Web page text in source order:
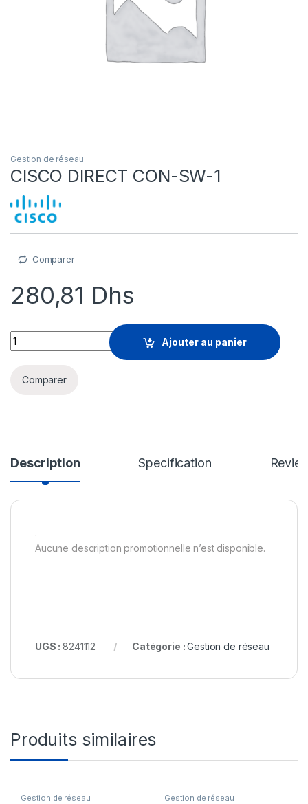
Gestion de réseau
CISCO DIRECT CON-SW-1
Comparer
280,81 Dhs
CISCO DIRECT CON-SW-1 quantity
Ajouter au panier
Comparer
Description Specification
.
Aucune description promotionnelle n’est disponible.
UGS :8241112 Catégorie :Gestion de réseau
Produits similaires
Gestion de réseau Gestion de réseau